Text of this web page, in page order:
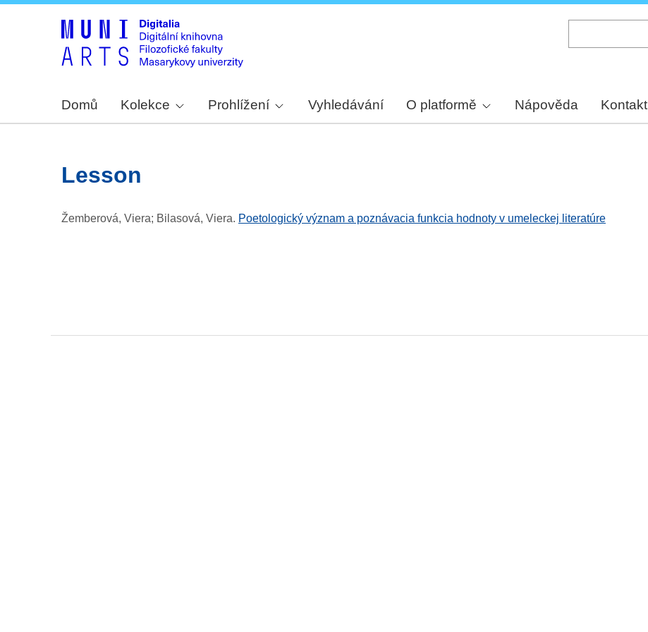
Domů Kolekce Prohlížení Vyhledávání O platformě Nápověda Kontakt
lesson
Žemberová, Viera; Bilasová, Viera. Poetologický význam a poznávacia funkcia hodnoty v umeleckej literatúre